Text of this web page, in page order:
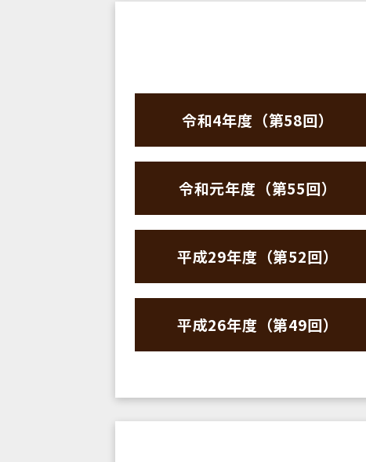
令和4年度（第58回）
令和元年度（第55回）
平成29年度（第52回）
平成26年度（第49回）